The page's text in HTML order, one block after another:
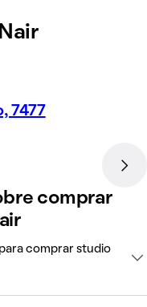
7477
comprar
comprar studio